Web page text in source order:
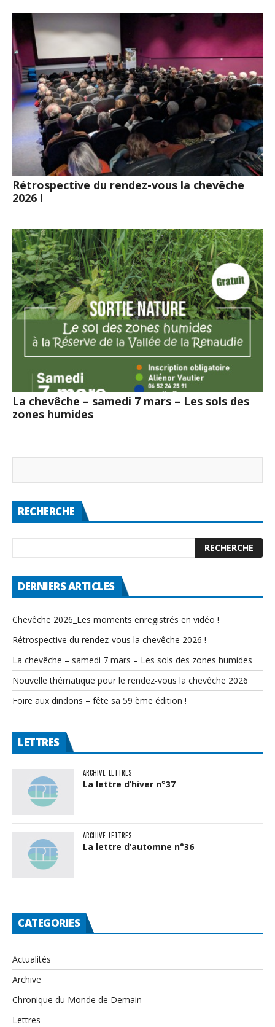
Rétrospective du rendez-vous la chevêche
2026 !
La chevêche – samedi 7 mars – Les sols des
zones humides
RECHERCHE
DERNIERS ARTICLES
Chevêche 2026_Les moments enregistrés en vidéo !
Rétrospective du rendez-vous la chevêche 2026 !
La chevêche – samedi 7 mars – Les sols des zones humides
Nouvelle thématique pour le rendez-vous la chevêche 2026
Foire aux dindons – fête sa 59 ème édition !
LETTRES
ARCHIVE LETTRES
La lettre d’hiver n°37
ARCHIVE LETTRES
La lettre d’automne n°36
CATEGORIES
Actualités
Archive
Chronique du Monde de Demain
Lettres